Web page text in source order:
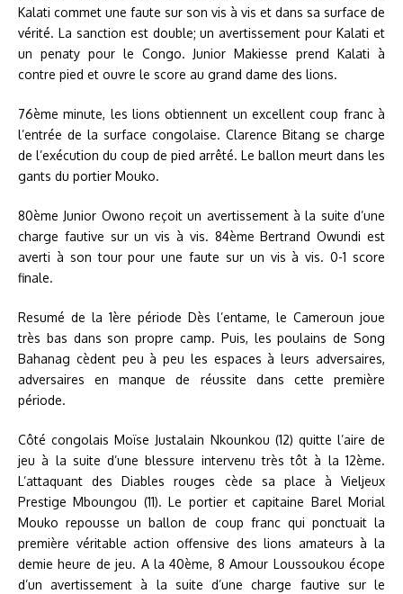
Kalati commet une faute sur son vis à vis et dans sa surface de
vérité. La sanction est double; un avertissement pour Kalati et
un penaty pour le Congo. Junior Makiesse prend Kalati à
contre pied et ouvre le score au grand dame des lions.
76ème minute, les lions obtiennent un excellent coup franc à
l’entrée de la surface congolaise. Clarence Bitang se charge
de l’exécution du coup de pied arrêté. Le ballon meurt dans les
gants du portier Mouko.
80ème Junior Owono reçoit un avertissement à la suite d’une
charge fautive sur un vis à vis. 84ème Bertrand Owundi est
averti à son tour pour une faute sur un vis à vis. 0-1 score
finale.
Resumé de la 1ère période Dès l’entame, le Cameroun joue
très bas dans son propre camp. Puis, les poulains de Song
Bahanag cèdent peu à peu les espaces à leurs adversaires,
adversaires en manque de réussite dans cette première
période.
Côté congolais Moïse Justalain Nkounkou (12) quitte l’aire de
jeu à la suite d’une blessure intervenu très tôt à la 12ème.
L’attaquant des Diables rouges cède sa place à Vieljeux
Prestige Mboungou (11). Le portier et capitaine Barel Morial
Mouko repousse un ballon de coup franc qui ponctuait la
première véritable action offensive des lions amateurs à la
demie heure de jeu. A la 40ème, 8 Amour Loussoukou écope
d’un avertissement à la suite d’une charge fautive sur le